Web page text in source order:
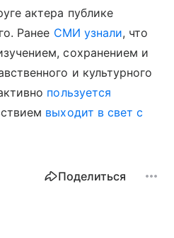
актера публике
Ранее СМИ узнали, что
сохранением и
и культурного
пользуется
выходит в свет с
Поделиться